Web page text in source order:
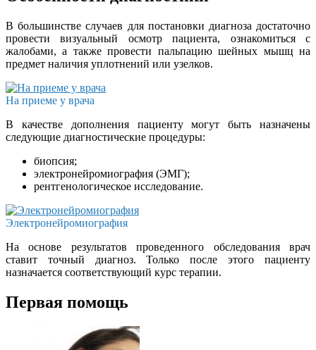
В большинстве случаев для постановки диагноза достаточно
провести визуальный осмотр пациента, ознакомиться с
жалобами, а также провести пальпацию шейных мышц на
предмет наличия уплотнений или узелков.
На приеме у врача
В качестве дополнения пациенту могут быть назначены
следующие диагностические процедуры:
биопсия;
электронейромиография (ЭМГ);
рентгенологическое исследование.
Электронейромиография
На основе результатов проведенного обследования врач
ставит точный диагноз. Только после этого пациенту
назначается соответствующий курс терапии.
Первая помощь